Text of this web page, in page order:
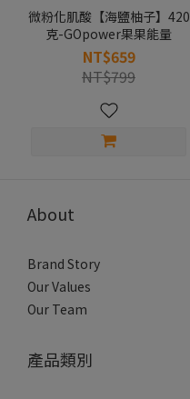
微粉化肌酸【海鹽柚子】420
克-GOpower果果能量
NT$659
NT$799
About
Brand Story
Our Values
Our Team
產品類別